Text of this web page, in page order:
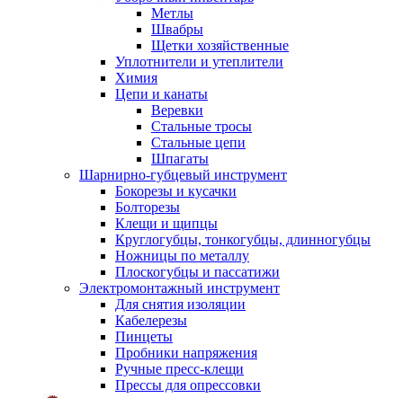
Метлы
Швабры
Щетки хозяйственные
Уплотнители и утеплители
Химия
Цепи и канаты
Веревки
Стальные тросы
Стальные цепи
Шпагаты
Шарнирно-губцевый инструмент
Бокорезы и кусачки
Болторезы
Клещи и щипцы
Круглогубцы, тонкогубцы, длинногубцы
Ножницы по металлу
Плоскогубцы и пассатижи
Электромонтажный инструмент
Для снятия изоляции
Кабелерезы
Пинцеты
Пробники напряжения
Ручные пресс-клещи
Прессы для опрессовки